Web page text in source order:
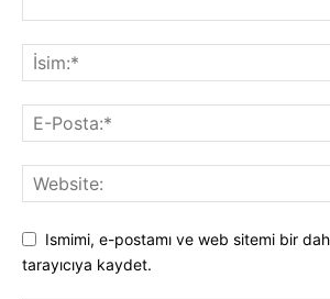
Ismimi, e-postamı ve web sitemi bir
tarayıcıya kaydet.